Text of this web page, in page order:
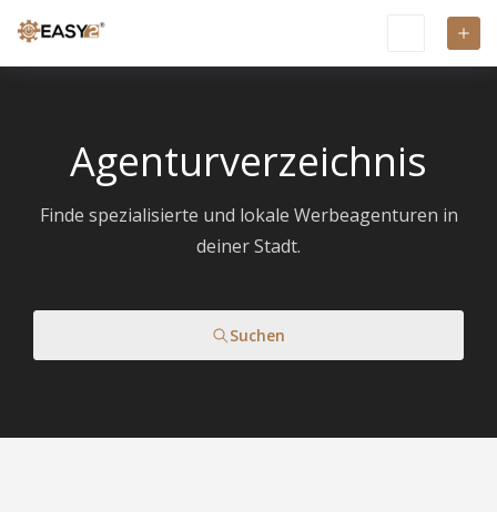
Agenturverzeichnis
Finde spezialisierte und lokale Werbeagenturen in
deiner Stadt.
Suchen